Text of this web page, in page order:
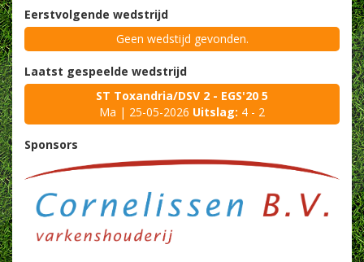
Eerstvolgende wedstrijd
Geen wedstijd gevonden.
Laatst gespeelde wedstrijd
ST Toxandria/DSV 2 - EGS'20 5
Ma | 25-05-2026 Uitslag: 4 - 2
Sponsors